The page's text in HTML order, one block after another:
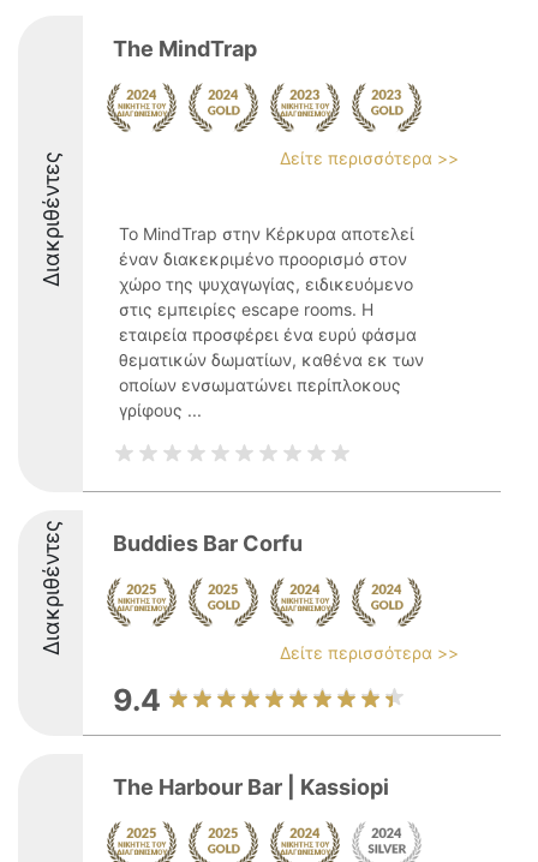
Διακριθέντες
The MindTrap
Δείτε περισσότερα >>
Το MindTrap στην Κέρκυρα αποτελεί
έναν διακεκριμένο προορισμό στον
χώρο της ψυχαγωγίας, ειδικευόμενο
στις εμπειρίες escape rooms. Η
εταιρεία προσφέρει ένα ευρύ φάσμα
θεματικών δωματίων, καθένα εκ των
οποίων ενσωματώνει περίπλοκους
γρίφους ...
Διακριθέντες Buddies Bar Corfu
Δείτε περισσότερα >>
9.4
The Harbour Bar | Kassiopi